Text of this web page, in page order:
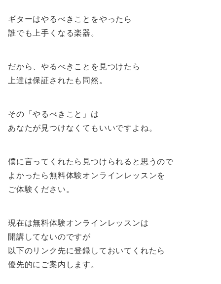
ギターはやるべきことをやったら
誰でも上手くなる楽器。
だから、やるべきことを見つけたら
上達は保証されたも同然。
その「やるべきこと」は
あなたが見つけなくてもいいですよね。
僕に言ってくれたら見つけられると思うので
よかったら無料体験オンラインレッスンを
ご体験ください。
現在は無料体験オンラインレッスンは
開講してないのですが
以下のリンク先に登録しておいてくれたら
優先的にご案内します。